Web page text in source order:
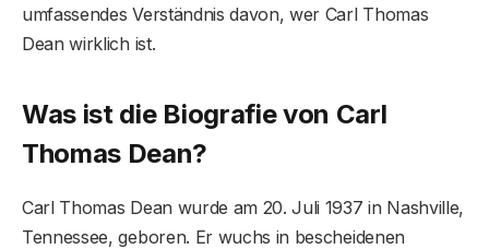
umfassendes Verständnis davon, wer Carl Thomas
Dean wirklich ist.
Was ist die Biografie von Carl
Thomas Dean?
Carl Thomas Dean wurde am 20. Juli 1937 in Nashville,
Tennessee, geboren. Er wuchs in bescheidenen